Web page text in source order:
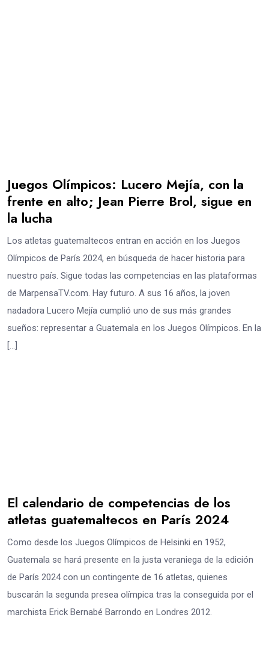
Juegos Olímpicos: Lucero Mejía, con la
frente en alto; Jean Pierre Brol, sigue en
la lucha
Los atletas guatemaltecos entran en acción en los Juegos
Olímpicos de París 2024, en búsqueda de hacer historia para
nuestro país. Sigue todas las competencias en las plataformas
de MarpensaTV.com. Hay futuro. A sus 16 años, la joven
nadadora Lucero Mejía cumplió uno de sus más grandes
sueños: representar a Guatemala en los Juegos Olímpicos. En la
[…]
El calendario de competencias de los
atletas guatemaltecos en París 2024
Como desde los Juegos Olímpicos de Helsinki en 1952,
Guatemala se hará presente en la justa veraniega de la edición
de París 2024 con un contingente de 16 atletas, quienes
buscarán la segunda presea olímpica tras la conseguida por el
marchista Erick Bernabé Barrondo en Londres 2012.